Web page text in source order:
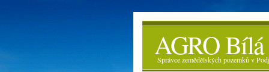
AGRO Bílá
Správce zemědělských pozemků v